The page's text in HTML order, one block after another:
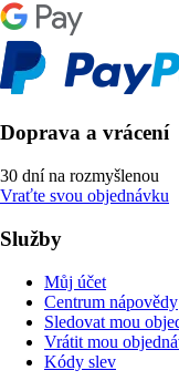
Doprava a vrácení
30 dní na rozmyšlenou
Vraťte svou objednávku
Služby
Můj účet
Centrum nápovědy
Sledovat mou
Vrátit mou
Kódy slev